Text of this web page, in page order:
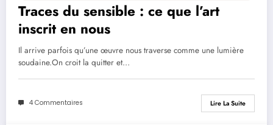
Traces du sensible : ce que l’art
inscrit en nous
Il arrive parfois qu’une œuvre nous traverse comme une lumière
soudaine.On croit la quitter et…
4 Commentaires Lire La Suite